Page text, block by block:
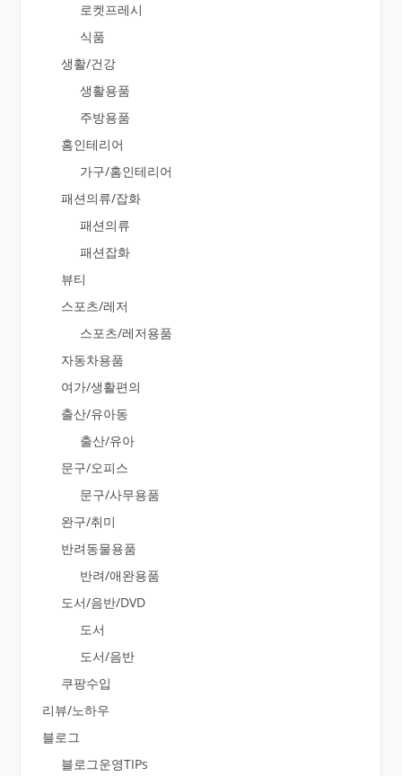
로켓프레시
식품
생활/건강
생활용품
주방용품
홈인테리어
가구/홈인테리어
패션의류/잡화
패션의류
패션잡화
뷰티
스포츠/레저
스포츠/레저용품
자동차용품
여가/생활편의
출산/유아동
출산/유아
문구/오피스
문구/사무용품
완구/취미
반려동물용품
반려/애완용품
도서/음반/DVD
도서
도서/음반
쿠팡수입
리뷰/노하우
블로그
블로그운영TIPs